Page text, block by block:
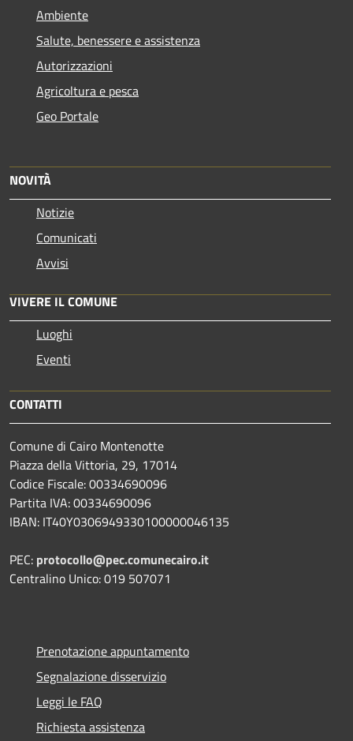
Ambiente
Salute, benessere e assistenza
Autorizzazioni
Agricoltura e pesca
Geo Portale
NOVITÀ
Notizie
Comunicati
Avvisi
VIVERE IL COMUNE
Luoghi
Eventi
CONTATTI
Comune di Cairo Montenotte
Piazza della Vittoria, 29, 17014
Codice Fiscale: 00334690096
Partita IVA: 00334690096
IBAN: IT40Y0306949330100000046135
PEC: protocollo@pec.comunecairo.it
Centralino Unico: 019 507071
Prenotazione appuntamento
Segnalazione disservizio
Leggi le FAQ
Richiesta assistenza